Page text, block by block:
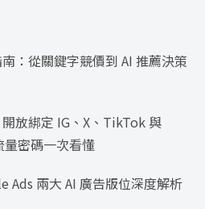
：從關鍵字競價到 AI 推薦決策
放綁定 IG、X、TikTok 與
密碼一次看懂
Ads 兩大 AI 廣告版位深度解析